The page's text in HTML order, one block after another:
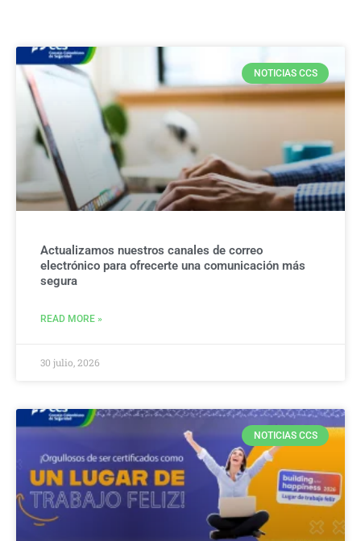
NOTICIAS CCS
Actualizamos nuestros canales de correo
electrónico para ofrecerte una comunicación más
segura
READ MORE »
30 julio, 2026
NOTICIAS CCS